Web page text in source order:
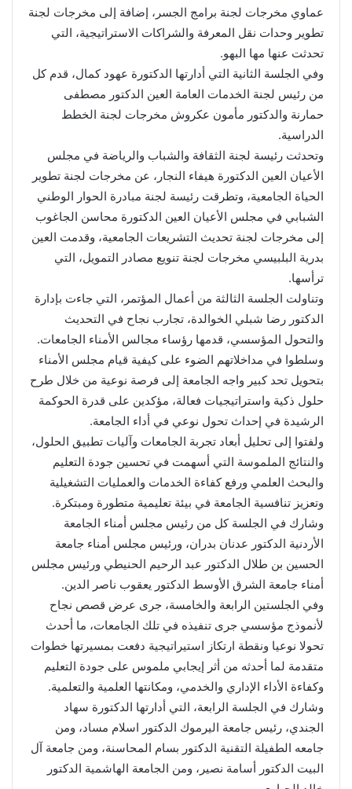
عماوي مخرجات لجنة برامج الجسر، إضافة إلى مخرجات لجنة
تطوير وحدات نقل المعرفة والشراكات الاستراتيجية، التي
تحدثت عنها مها البهو.
وفي الجلسة الثانية التي أدارتها الدكتورة عهود كمال، قدم كل
من رئيس لجنة الخدمات العامة العين الدكتور مصطفى
حمارنة والدكتور مأمون عكروش مخرجات لجنة الخطط
الدراسية.
وتحدثت رئيسة لجنة الثقافة والشباب والرياضة في مجلس
الأعيان العين الدكتورة هيفاء النجار، عن مخرجات لجنة تطوير
الحياة الجامعية، وتطرقت رئيسة لجنة مبادرة الحوار الوطني
الشبابي في مجلس الأعيان العين الدكتورة محاسن الجاغوب
إلى مخرجات لجنة تحديث التشريعات الجامعية، وقدمت العين
بدرية البلبيسي مخرجات لجنة تنويع مصادر التمويل، التي
ترأسها.
وتناولت الجلسة الثالثة من أعمال المؤتمر، التي جاءت بإدارة
الدكتور رضا شبلي الخوالدة، تجارب نجاح في التحديث
والتحول المؤسسي، قدمها رؤساء مجالس الأمناء الجامعات.
وسلطوا في مداخلاتهم الضوء على كيفية قيام مجلس الأمناء
بتحويل تحد كبير واجه الجامعة إلى فرصة نوعية من خلال طرح
حلول ذكية واستراتيجيات فعالة، مؤكدين على قدرة الحوكمة
الرشيدة في إحداث تحول نوعي في أداء الجامعة.
ولفتوا إلى تحليل أبعاد تجربة الجامعات وآليات تطبيق الحلول،
والنتائج الملموسة التي أسهمت في تحسين جودة التعليم
والبحث العلمي ورفع كفاءة الخدمات والعمليات التشغيلية
وتعزيز تنافسية الجامعة في بيئة تعليمية متطورة ومبتكرة.
وشارك في الجلسة كل من رئيس مجلس أمناء الجامعة
الأردنية الدكتور عدنان بدران، ورئيس مجلس أمناء جامعة
الحسين بن طلال الدكتور عبد الرحيم الحنيطي ورئيس مجلس
أمناء جامعة الشرق الأوسط الدكتور يعقوب ناصر الدين.
وفي الجلستين الرابعة والخامسة، جرى عرض قصص نجاح
لأنموذج مؤسسي جرى تنفيذه في تلك الجامعات، ما أحدث
تحولا نوعيا ونقطة ارتكاز استيراتيجية دفعت بمسيرتها خطوات
متقدمة لما أحدثه من أثر إيجابي ملموس على جودة التعليم
وكفاءة الأداء الإداري والخدمي، ومكانتها العلمية والتعلمية.
وشارك في الجلسة الرابعة، التي أدارتها الدكتورة سهاد
الجندي، رئيس جامعة اليرموك الدكتور اسلام مساد، ومن
جامعه الطفيلة التقنية الدكتور بسام المحاسنة، ومن جامعة آل
البيت الدكتور أسامة نصير، ومن الجامعة الهاشمية الدكتور